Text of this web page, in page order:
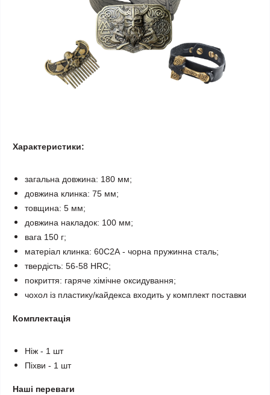
Характеристики:
загальна довжина: 180 мм;
довжина клинка: 75 мм;
товщина: 5 мм;
довжина накладок: 100 мм;
вага 150 г;
матеріал клинка: 60С2А - чорна пружинна сталь;
твердість: 56-58 HRC;
покриття: гаряче хімічне оксидування;
чохол із пластику/кайдекса входить у комплект поставки
Комплектація
Ніж - 1 шт
Піхви - 1 шт
Наші переваги